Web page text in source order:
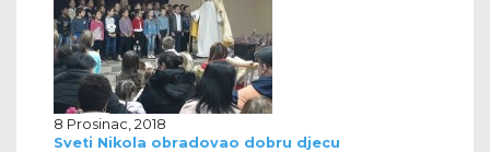
8 Prosinac, 2018
Sveti Nikola obradovao dobru djecu